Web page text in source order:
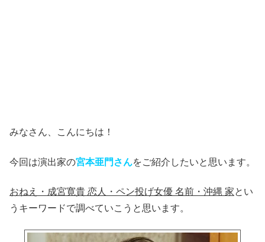
みなさん、こんにちは！
今回は演出家の宮本亜門さんをご紹介したいと思います。
おねえ・成宮寛貴 恋人・ペン投げ女優 名前・沖縄 家とい
うキーワードで調べていこうと思います。